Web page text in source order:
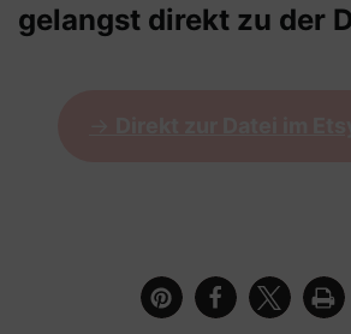
gelangst direkt zu der